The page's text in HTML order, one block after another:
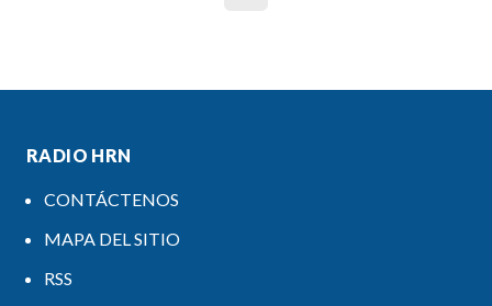
RADIO HRN
CONTÁCTENOS
MAPA DEL SITIO
RSS